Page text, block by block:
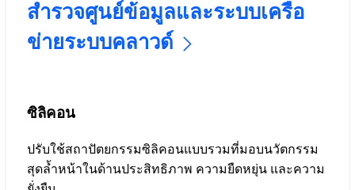
สำรวจศูนย์ข้อมูลและระบบเครือ
ข่ายระบบคลาวด์
ซิลิคอน
ปรับใช้สถาปัตยกรรมซิลิคอนแบบรวมที่มอบนวัตกรรม
สุดล้ำหน้าในด้านประสิทธิภาพ ความยืดหยุ่น และความ